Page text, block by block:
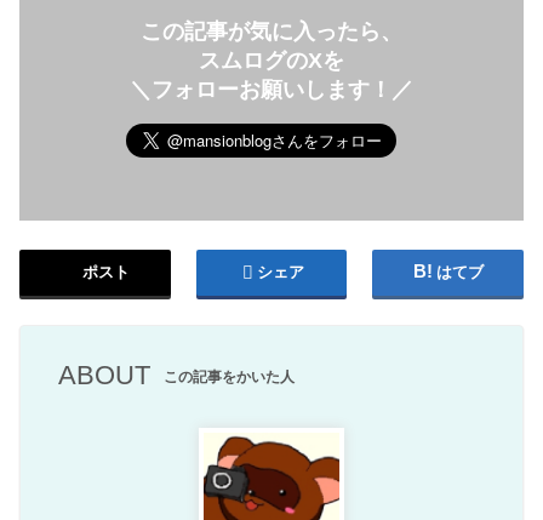
この記事が気に入ったら、
スムログのXを
＼フォローお願いします！／
ポスト シェア はてブ
ABOUT この記事をかいた人